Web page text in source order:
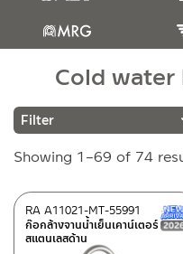
Cold
Brands
PAINI (3)
RASLAND
Showing 1–69 of 74
ก๊อกล้างจานน้ำเย็นเคาน์เตอร์
สแตนเลสด้าน
RA A11021-MT-55991